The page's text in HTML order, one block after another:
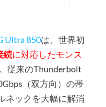
Ultra 850は、世界初
続に対応したモンス
従来のThunderbolt
（双方向）の帯
ネックを大幅に解消